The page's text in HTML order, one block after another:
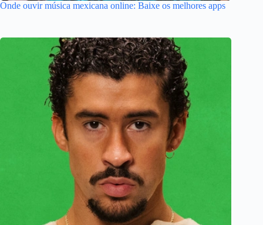
Onde ouvir música mexicana online: Baixe os melhores apps